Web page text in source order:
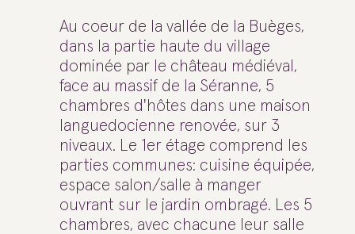
Au coeur de la vallée de la Buèges,
dans la partie haute du village
dominée par le château médiéval,
face au massif de la Séranne, 5
chambres d'hôtes dans une maison
languedocienne renovée, sur 3
niveaux. Le 1er étage comprend les
parties communes: cuisine équipée,
espace salon/salle à manger
ouvrant sur le jardin ombragé. Les 5
chambres, avec chacune leur salle